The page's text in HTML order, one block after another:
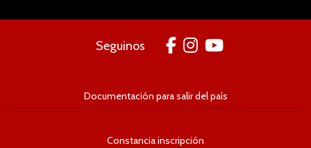
Seguinos
Documentación para salir del país
Constancia inscripción